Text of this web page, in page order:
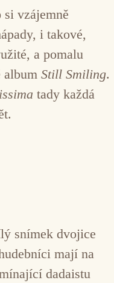
vzájemně
i takové,
a pomalu
album Still Smiling.
tady každá
snímek dvojice
mají na
dadaistu